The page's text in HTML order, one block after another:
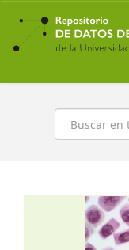
Ir
contenido
principal
Buscar